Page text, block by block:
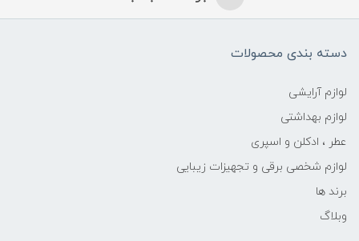
دسته بندی محصولات
لوازم آرایشی
لوازم بهداشتی
عطر ، ادکلن و اسپری
لوازم شخصی برقی و تجهیزات زیبایی
برند ها
وبلاگ